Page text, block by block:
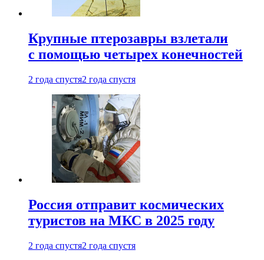
Крупные птерозавры взлетали
с помощью четырех конечностей
2 года спустя2 года спустя
Россия отправит космических
туристов на МКС в 2025 году
2 года спустя2 года спустя